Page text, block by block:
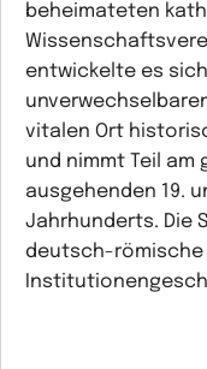
beheimateten
entwickelte es
vitalen Ort
und nimmt Teil
ausgehenden 19.
Jahrhunderts. Die
deutsch-römische